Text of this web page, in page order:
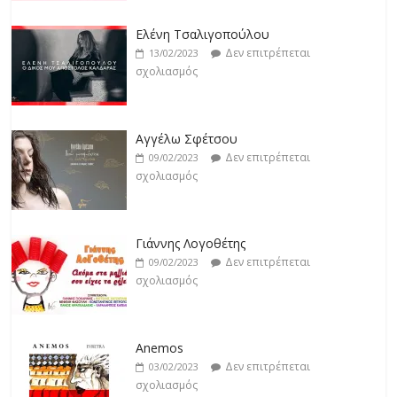
19/02/2023
Δεν επιτρέπεται
σχολιασμός
Ελένη Τσαλιγοπούλου
13/02/2023
Δεν επιτρέπεται
σχολιασμός
Αγγέλω Σφέτσου
09/02/2023
Δεν επιτρέπεται
σχολιασμός
Γιάννης Λογοθέτης
09/02/2023
Δεν επιτρέπεται
σχολιασμός
Anemos
03/02/2023
Δεν επιτρέπεται
σχολιασμός